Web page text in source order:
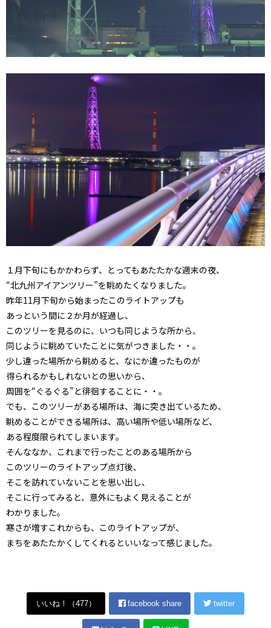
１月下旬にもかかわらず、とってもあたたかな週末の夜、
“北九州アイアンツリー”を眺めたくなりました。
昨年11月下旬から始まったこのライトアップも
あっという間に２か月が経過し、
このツリーを見るのに、いつも同じような所から、
同じように眺めていたことに気がつきました・・。
少し違った場所から眺めると、なにか違ったものが
得られるかもしれないとの思いから、
周囲を“ぐるぐる”と徘徊することに・・。
でも、このツリーがある場所は、海に突き出ているため、
眺めることができる場所は、高い場所や低い場所など、
ある程度限られてしまいます。
そんななか、これまで行ったことのある場所から
このツリーのライトアップ点灯後、
そこを訪れていないことを思い出し、
そこに行ってみると、意外にもよく見えることが
わかりました。
寒さが増すこれからも、このライトアップが、
まちをあたたかくしてくれるといいなって感じました。
いいね！（477） facebook share twitter